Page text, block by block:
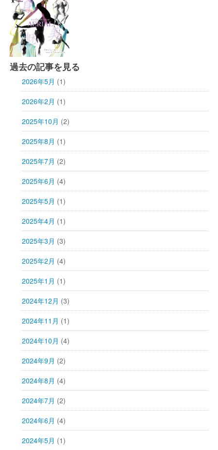
過去の記事を見る
2026年5月 (1)
2026年2月 (1)
2025年10月 (2)
2025年8月 (1)
2025年7月 (2)
2025年6月 (4)
2025年5月 (1)
2025年4月 (1)
2025年3月 (3)
2025年2月 (4)
2025年1月 (1)
2024年12月 (3)
2024年11月 (1)
2024年10月 (4)
2024年9月 (2)
2024年8月 (4)
2024年7月 (2)
2024年6月 (4)
2024年5月 (1)